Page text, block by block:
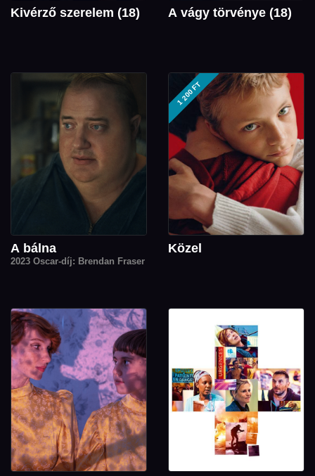
Kivérző szerelem (18) A vágy törvénye (18)
A bálna
2023 Oscar-díj: Brendan Fraser
1 200 FT
Közel